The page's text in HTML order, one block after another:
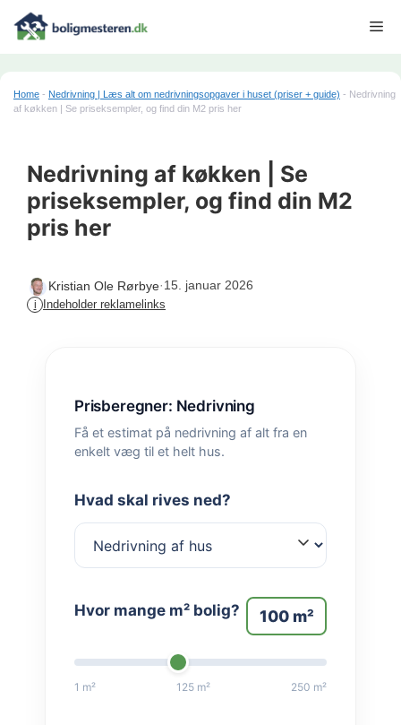
Home - Nedrivning | Læs alt om nedrivningsopgaver i huset (priser + guide) - Nedrivning
af køkken | Se priseksempler, og find din M2 pris her
Nedrivning af køkken | Se
priseksempler, og find din M2
pris her
Kristian Ole Rørbye·15. januar 2026
i Indeholder reklamelinks
Prisberegner: Nedrivning
Få et estimat på nedrivning af alt fra en
enkelt væg til et helt hus.
Hvad skal rives ned?
Hvor mange m² bolig? 100 m²
1 m² 125 m² 250 m²